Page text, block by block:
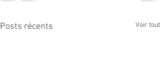
Posts récents Voir tout